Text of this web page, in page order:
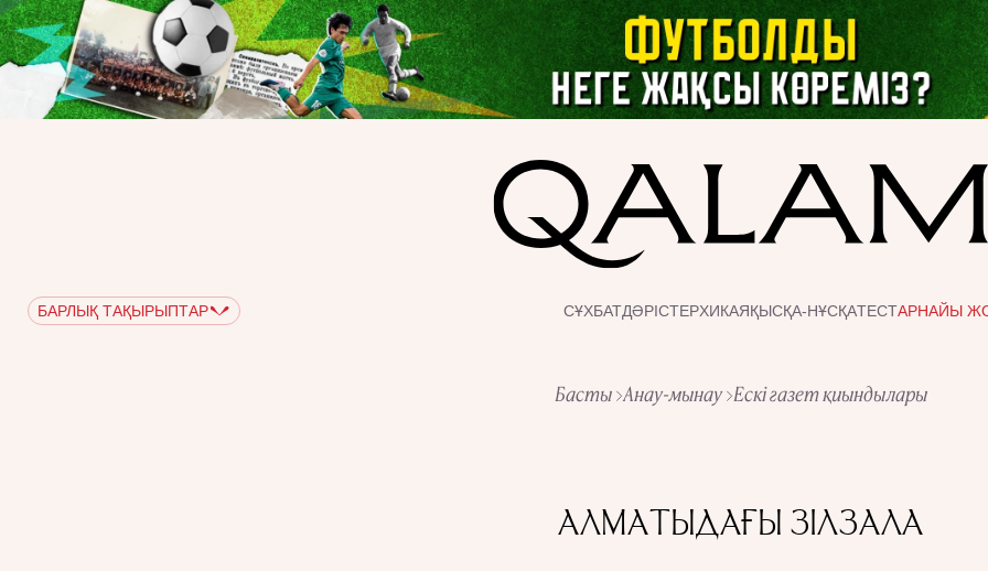
БАРЛЫҚ ТАҚЫРЫПТАР СҰХБАТДӘРІСТЕРХИКАЯҚЫСҚА-НҰСҚАТЕСТАРНАЙЫ
Басты Анау-мынау Ескі газет қиындылары
АЛМАТЫДАҒЫ ЗІЛЗАЛА